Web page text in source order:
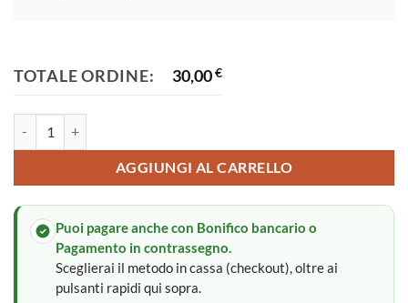
TOTALE ORDINE: 30,00€
AGGIUNGI AL CARRELLO
Puoi pagare anche con Bonifico bancario o
Pagamento in contrassegno.
Sceglierai il metodo in cassa (checkout), oltre ai
pulsanti rapidi qui sopra.